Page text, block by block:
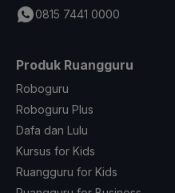
0815 7441 0000
Produk Ruangguru
Roboguru
Roboguru Plus
Dafa dan Lulu
Kursus for Kids
Ruangguru for Kids